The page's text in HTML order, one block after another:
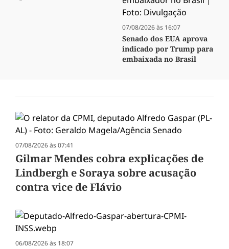
07/08/2026 às 16:07
Senado dos EUA aprova
indicado por Trump para
embaixada no Brasil
07/08/2026 às 07:41
Gilmar Mendes cobra explicações de
Lindbergh e Soraya sobre acusação
contra vice de Flávio
06/08/2026 às 18:07